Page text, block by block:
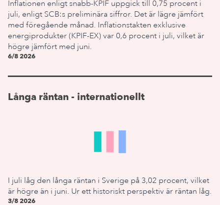
Inflationen enligt snabb-KPIF uppgick till 0,75 procent i
juli, enligt SCB:s preliminära siffror. Det är lägre jämfört
med föregående månad. Inflationstakten exklusive
energiprodukter (KPIF-EX) var 0,6 procent i juli, vilket är
högre jämfört med juni.
6/8 2026
Långa räntan - internationellt
I juli låg den långa räntan i Sverige på 3,02 procent, vilket
är högre än i juni. Ur ett historiskt perspektiv är räntan låg.
3/8 2026